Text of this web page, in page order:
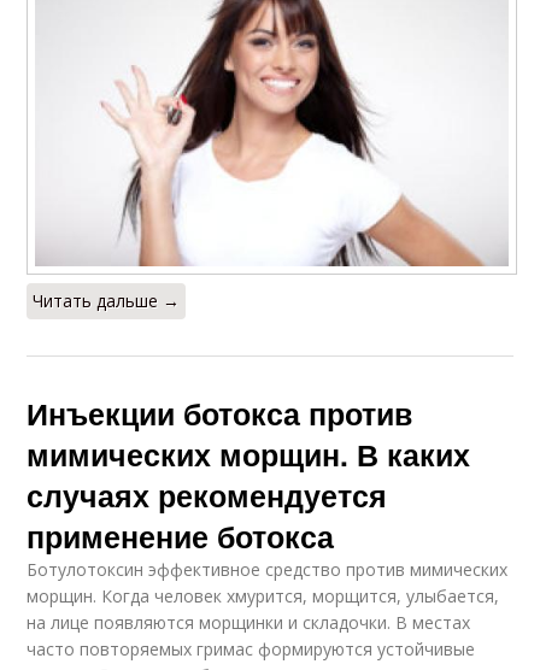
Читать дальше →
Инъекции ботокса против
мимических морщин. В каких
случаях рекомендуется
применение ботокса
Ботулотоксин эффективное средство против мимических
морщин. Когда человек хмурится, морщится, улыбается,
на лице появляются морщинки и складочки. В местах
часто повторяемых гримас формируются устойчивые